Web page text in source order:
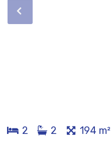
2 2 194 m²